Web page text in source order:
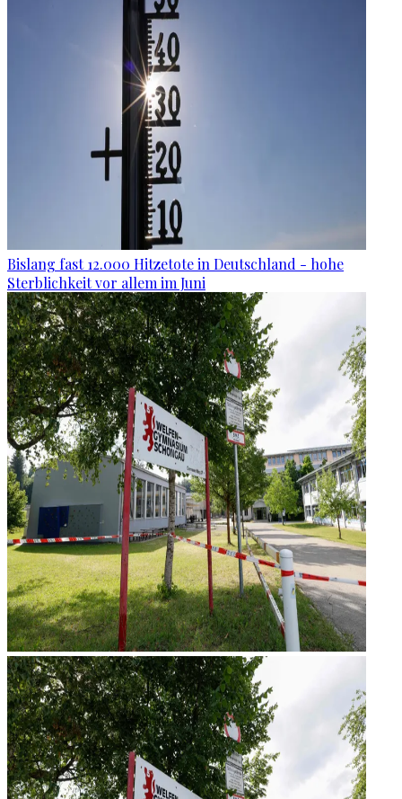
Bislang fast 12.000 Hitzetote in Deutschland - hohe
Sterblichkeit vor allem im Juni